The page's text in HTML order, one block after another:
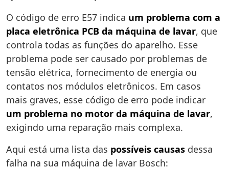
O código de erro E57 indica um problema com a
placa eletrônica PCB da máquina de lavar, que
controla todas as funções do aparelho. Esse
problema pode ser causado por problemas de
tensão elétrica, fornecimento de energia ou
contatos nos módulos eletrônicos. Em casos
mais graves, esse código de erro pode indicar
um problema no motor da máquina de lavar,
exigindo uma reparação mais complexa.
Aqui está uma lista das possíveis causas dessa
falha na sua máquina de lavar Bosch: